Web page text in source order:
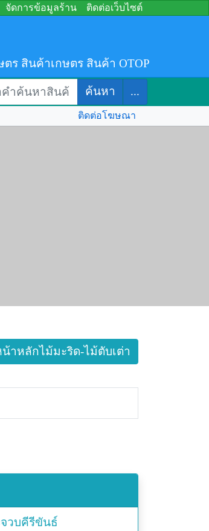
จัดการข้อมูลร้าน ติดต่อเว็บไซต์
ร สินค้าเกษตร สินค้า OTOP
ค้นหา ...
ติดต่อโฆษณา
าหลักไม้มะริด-ไม้ตับเต่า
จวบคีรีขันธ์